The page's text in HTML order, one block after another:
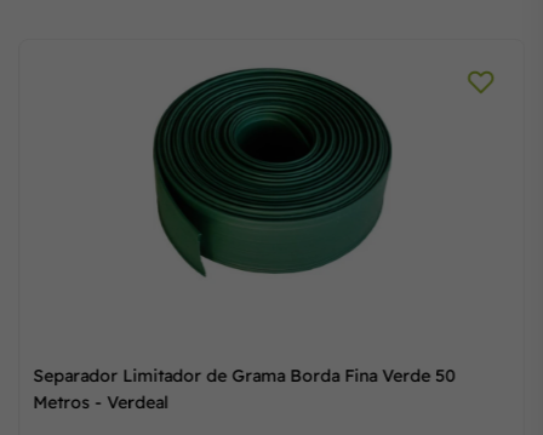
Separador Limitador de Grama Borda Fina Verde 50
Metros - Verdeal